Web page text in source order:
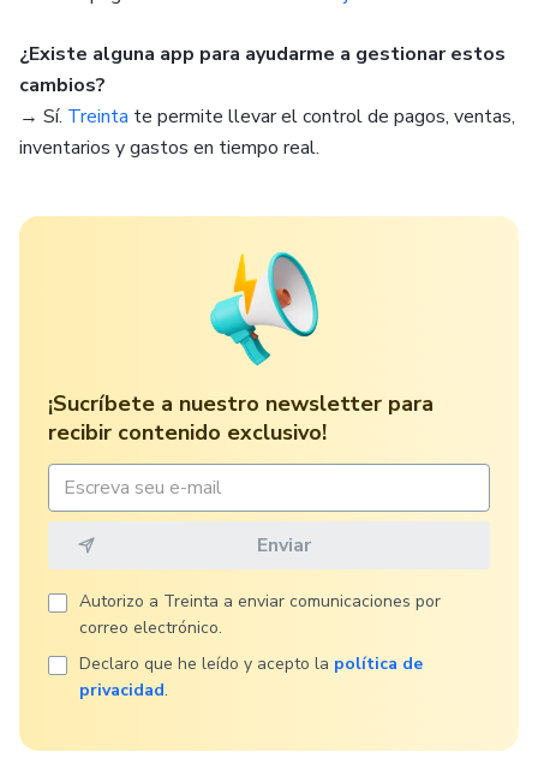
¿Existe alguna app para ayudarme a gestionar estos
cambios?
→ Sí. Treinta te permite llevar el control de pagos, ventas,
inventarios y gastos en tiempo real.
¡Sucríbete a nuestro newsletter para
recibir contenido exclusivo!
Autorizo ​​a Treinta a enviar comunicaciones por
correo electrónico.
Declaro que he leído y acepto la política de
privacidad.